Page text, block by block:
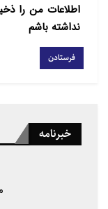
آغاز شود!
اين روزنامه
گرفتن “حزب
اخوان
“القدس
سازمان
منطقه “صعده”
اطلاعات من را
نداشته باشم
خبرنامه